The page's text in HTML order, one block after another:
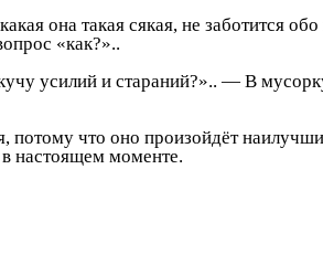
она такая сякая, не заботится
«как?»..
усилий и стараний?».. — В
потому что оно произойдёт
в настоящем моменте.